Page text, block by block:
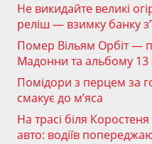
Не викидайте великі
реліш — взимку банку
Помер Вільям Орбіт —
Мадонни та альбому 13
Помідори з перцем за
смакує до м’яса
На трасі біля
авто: водіїв